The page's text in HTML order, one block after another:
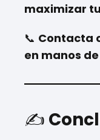
maximizar
📞 Contacta
en manos
✍️